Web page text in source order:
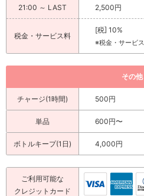
21:00 ～ LAST 2,500円
税金・サービス料
[税] 10%
※税金・サービ
その他
チャージ(1時間) 500円
単品 600円〜
ボトルキープ(1日) 4,000円
ご利用可能な
クレジットカード